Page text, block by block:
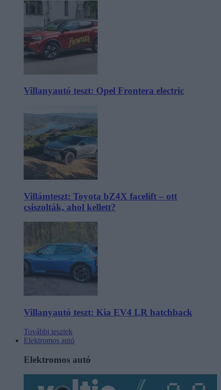
Villanyautó teszt: Opel Frontera electric
Villámteszt: Toyota bZ4X facelift – ott
csiszolták, ahol kellett?
Villanyautó teszt: Kia EV4 LR hatchback
További tesztek
Elektromos autó
Elektromos autó